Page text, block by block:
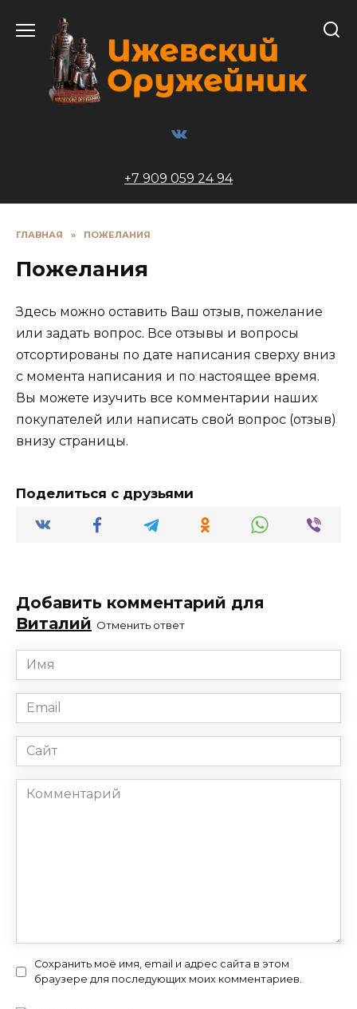
содержанию
+7 909 059 24 94
ГЛАВНАЯ » ПОЖЕЛАНИЯ
Пожелания
Здесь можно оставить Ваш отзыв, пожелание
или задать вопрос. Все отзывы и вопросы
отсортированы по дате написания сверху вниз
с момента написания и по настоящее время.
Вы можете изучить все комментарии наших
покупателей или написать свой вопрос (отзыв)
внизу страницы.
Поделиться с друзьями
Добавить комментарий для
Виталий Отменить ответ
Имя
*
Email
*
Сайт
Комментарий
Сохранить моё имя, email и адрес сайта в этом
браузере для последующих моих комментариев.